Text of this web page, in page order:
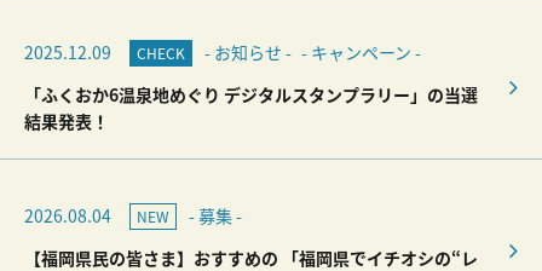
2025.12.09 CHECK - お知らせ - - キャンペーン -
「ふくおか6温泉地めぐり デジタルスタンプラリー」の当選
結果発表！
2026.08.04 NEW
- 募集 -
【福岡県民の皆さま】おすすめの 「福岡県でイチオシの“レ